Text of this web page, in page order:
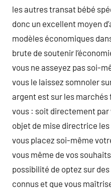
les autres transat bébé
donc un excellent moyen
modèles économiques
brute de soutenir
vous ne asseyez pas soi-
vous le laissez somnoler
argent est sur les marchés
vous : soit directement par
objet de mise directrice
vous placez soi-même
vous même de vos
possibilité de optez sur
connus et que vous